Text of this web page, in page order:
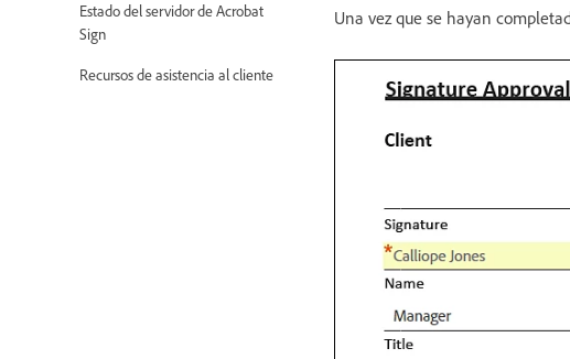
Estado del servidor de Acrobat
Sign
Recursos de asistencia al cliente
Una vez que se hayan